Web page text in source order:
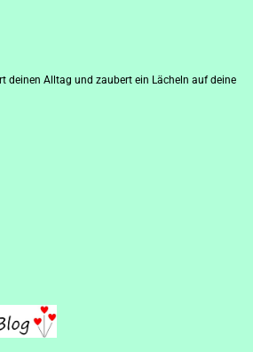
deinen Alltag und zaubert ein Lächeln auf deine